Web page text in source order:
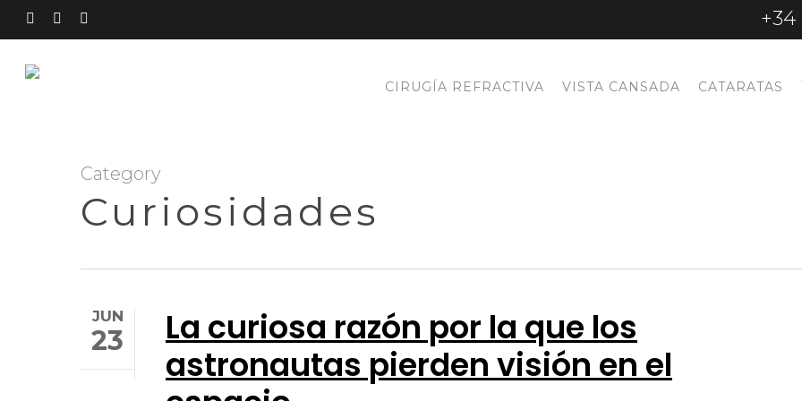
Skip
content
+34
CIRUGÍA REFRACTIVA VISTA CANSADA CATARATAS
Category
Curiosidades
JUN
23
La curiosa razón por la que los
astronautas pierden visión en el